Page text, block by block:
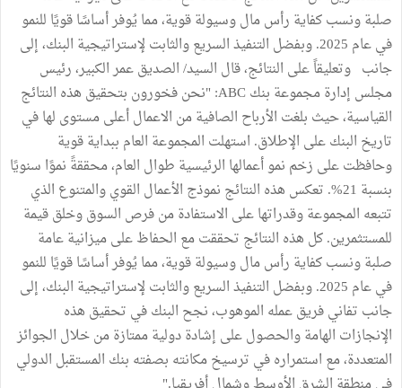
صلبة ونسب كفاية رأس مال وسيولة قوية، مما يُوفر أساسًا قويًا للنمو
في عام 2025. وبفضل التنفيذ السريع والثابت لإستراتيجية البنك، إلى
جانب وتعليقاً على النتائج، قال السيد/ الصديق عمر الكبير، رئيس
مجلس إدارة مجموعة بنك ABC: "نحن فخورون بتحقيق هذه النتائج
القياسية، حيث بلغت الأرباح الصافية من الاعمال أعلى مستوى لها في
تاريخ البنك على الإطلاق. استهلت المجموعة العام ببداية قوية
وحافظت على زخم نمو أعمالها الرئيسية طوال العام، محققةً نموًا سنويًا
بنسبة 21%. تعكس هذه النتائج نموذج الأعمال القوي والمتنوع الذي
تتبعه المجموعة وقدراتها على الاستفادة من فرص السوق وخلق قيمة
للمستثمرين. كل هذه النتائج تحققت مع الحفاظ على ميزانية عامة
صلبة ونسب كفاية رأس مال وسيولة قوية، مما يُوفر أساسًا قويًا للنمو
في عام 2025. وبفضل التنفيذ السريع والثابت لإستراتيجية البنك، إلى
جانب تفاني فريق عمله الموهوب، نجح البنك في تحقيق هذه
الإنجازات الهامة والحصول على إشادة دولية ممتازة من خلال الجوائز
المتعددة، مع استمراره في ترسيخ مكانته بصفته بنك المستقبل الدولي